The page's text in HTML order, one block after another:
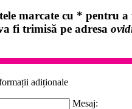
marcate cu * pentru a
fi trimisă pe adresa
adiționale
Mesaj: